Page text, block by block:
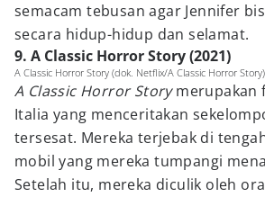
semacam tebusan agar Jennifer
secara hidup-hidup dan selamat.
9. A Classic Horror Story (2021)
A Classic Horror Story (dok. Netflix/A Classic Horror Story)
A Classic Horror Storymerupakan
Italia yang menceritakan
tersesat. Mereka terjebak di
mobil yang mereka tumpangi
Setelah itu, mereka diculik oleh